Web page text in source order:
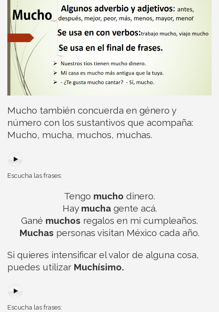
Mucho también concuerda en género y
número con los sustantivos que acompaña:
Mucho, mucha, muchos, muchas.
Escucha las frases:
Tengo mucho dinero.
Hay muchagente acá.
Gané muchos regalos en mi cumpleaños.
Muchas personas visitan México cada año.
Si quieres intensificar el valor de alguna cosa,
puedes utilizar Muchísimo.
Escucha las frases: